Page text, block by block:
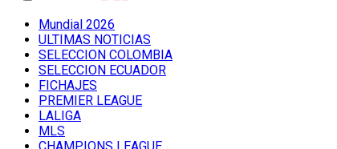
Mundial 2026
ULTIMAS NOTICIAS
SELECCION COLOMBIA
SELECCION ECUADOR
FICHAJES
PREMIER LEAGUE
LALIGA
MLS